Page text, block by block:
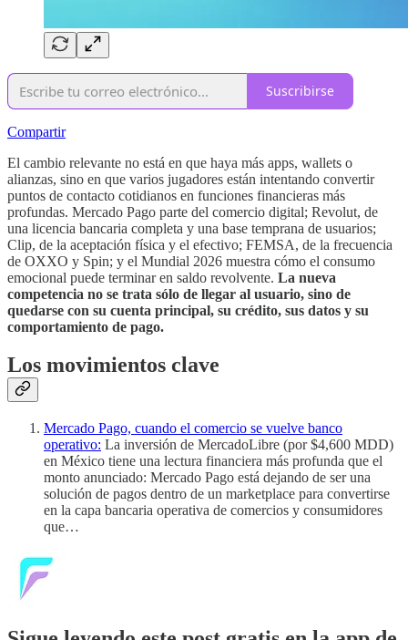
Suscribirse
Compartir
El cambio relevante no está en que haya más apps, wallets o
alianzas, sino en que varios jugadores están intentando convertir
puntos de contacto cotidianos en funciones financieras más
profundas. Mercado Pago parte del comercio digital; Revolut, de
una licencia bancaria completa y una base temprana de usuarios;
Clip, de la aceptación física y el efectivo; FEMSA, de la frecuencia
de OXXO y Spin; y el Mundial 2026 muestra cómo el consumo
emocional puede terminar en saldo revolvente. La nueva
competencia no se trata sólo de llegar al usuario, sino de
quedarse con su cuenta principal, su crédito, sus datos y su
comportamiento de pago.
Los movimientos clave
Mercado Pago, cuando el comercio se vuelve banco
operativo: La inversión de MercadoLibre (por $4,600 MDD)
en México tiene una lectura financiera más profunda que el
monto anunciado: Mercado Pago está dejando de ser una
solución de pagos dentro de un marketplace para convertirse
en la capa bancaria operativa de comercios y consumidores
que…